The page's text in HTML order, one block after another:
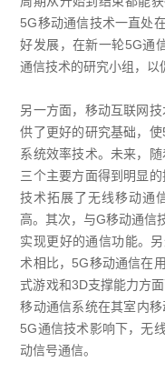
5G移动通信技术一直处
好发展，在新一轮5G通
通信技术的研究小组，以
另一方面，移动互联网
供了更好的研究基础，
系统效率技术。未来，
三个主要方面得到明显
技术拓展了无线移动通
高。其次，与G移动通信
实现更好的通信功能。
术相比，5G移动通信在
式游戏和3D支撑能力方
移动通信系统在其室内
5G通信技术影响下，无
动信号通信。